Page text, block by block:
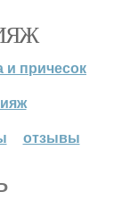
причесок
отзывы